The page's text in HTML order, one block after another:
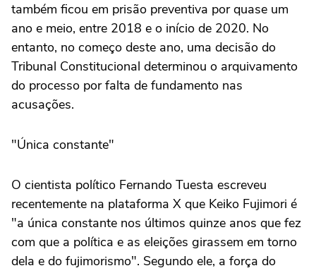
também ficou em prisão preventiva por quase um
ano e meio, entre 2018 e o início de 2020. No
entanto, no começo deste ano, uma decisão do
Tribunal Constitucional determinou o arquivamento
do processo por falta de fundamento nas
acusações.
"Única constante"
O cientista político Fernando Tuesta escreveu
recentemente na plataforma X que Keiko Fujimori é
"a única constante nos últimos quinze anos que fez
com que a política e as eleições girassem em torno
dela e do fujimorismo". Segundo ele, a força do